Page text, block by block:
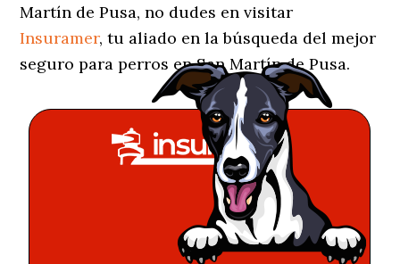
Martín de Pusa, no dudes en visitar
Insuramer, tu aliado en la búsqueda del mejor
seguro para perros en San Martín de Pusa.